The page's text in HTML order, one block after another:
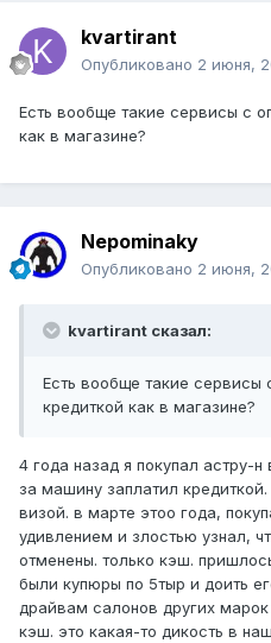
kvartirant
Опубликовано 2 июня,
Есть вообще такие сервисы с
как в магазине?
Nepominaky
Опубликовано 2 июня,
kvartirant сказал:
Есть вообще такие сервисы
кредиткой как в магазине?
4 года назад я покупал астру-
за машину заплатил
визой. в марте этоо года,
удивлением и злостью узнал,
отменены. только кэш.
были купюры по 5тыр и доить
драйвам салонов других
кэш. это какая-то дикость в